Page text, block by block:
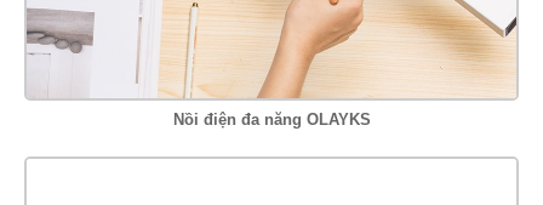
Nồi điện đa năng OLAYKS